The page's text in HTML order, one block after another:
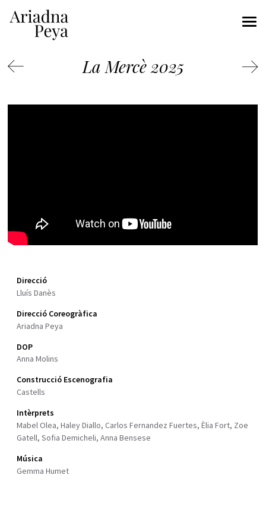
La Mercè 2025
Direcció
Lluís Danès
Direcció Coreogràfica
Ariadna Peya
DOP
Anna Molins
Construcció Escenografia
Castells
Intèrprets
Mabel Olea, Haley Diallo, Carlos Fernandez Fuertes, Èlia Fort, Zoe
Gatell, Sofia Demicheli, Anna Bensese
Música
Gemma Humet